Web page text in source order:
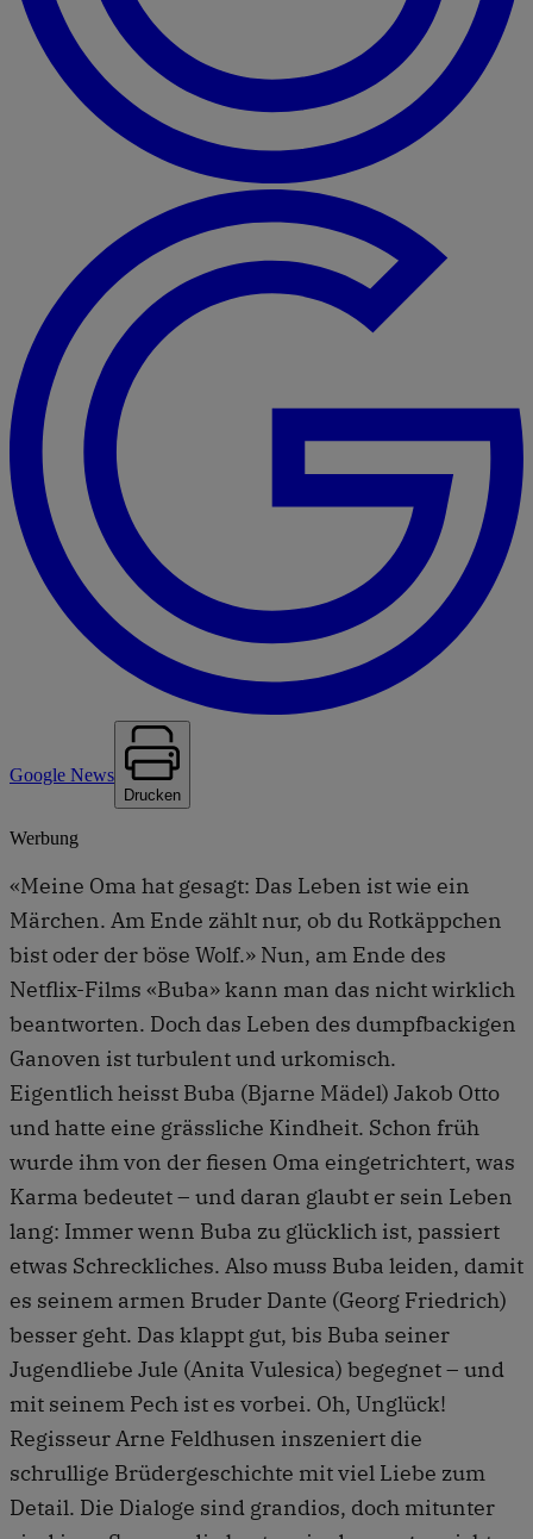
Google News
Drucken
Werbung
«Meine Oma hat gesagt: Das Leben ist wie ein
Märchen. Am Ende zählt nur, ob du Rotkäppchen
bist oder der böse Wolf.» Nun, am Ende des
Netflix-Films «Buba» kann man das nicht wirklich
beantworten. Doch das Leben des dumpfbackigen
Ganoven ist turbulent und urkomisch.
Eigentlich heisst Buba (Bjarne Mädel) Jakob Otto
und hatte eine grässliche Kindheit. Schon früh
wurde ihm von der fiesen Oma eingetrichtert, was
Karma bedeutet – und daran glaubt er sein Leben
lang: Immer wenn Buba zu glücklich ist, passiert
etwas Schreckliches. Also muss Buba leiden, damit
es seinem armen Bruder Dante (Georg Friedrich)
besser geht. Das klappt gut, bis Buba seiner
Jugendliebe Jule (Anita Vulesica) begegnet – und
mit seinem Pech ist es vorbei. Oh, Unglück!
Regisseur Arne Feldhusen inszeniert die
schrullige Brüdergeschichte mit viel Liebe zum
Detail. Die Dialoge sind grandios, doch mitunter